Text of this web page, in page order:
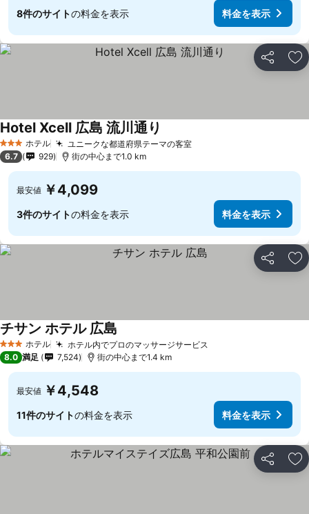
8件のサイトの料金を表示 料金を表示
シェア お
3 ホテルのランク
ホテル ユニークな都道府県テーマの客室料金を表示
Hotel Xcell 広島 流川通り
6.7 929 街の中心まで1.0 km
最安値 ￥4,099
3件のサイトの料金を表示 料金を表示
シェア お
3 ホテルのランク
ホテル ホテル内でプロのマッサージサービス
チサン ホテル 広島
8.0 満足 7,524 街の中心まで1.4 km
最安値 ￥4,548
11件のサイトの料金を表示 料金を表示
シェア お